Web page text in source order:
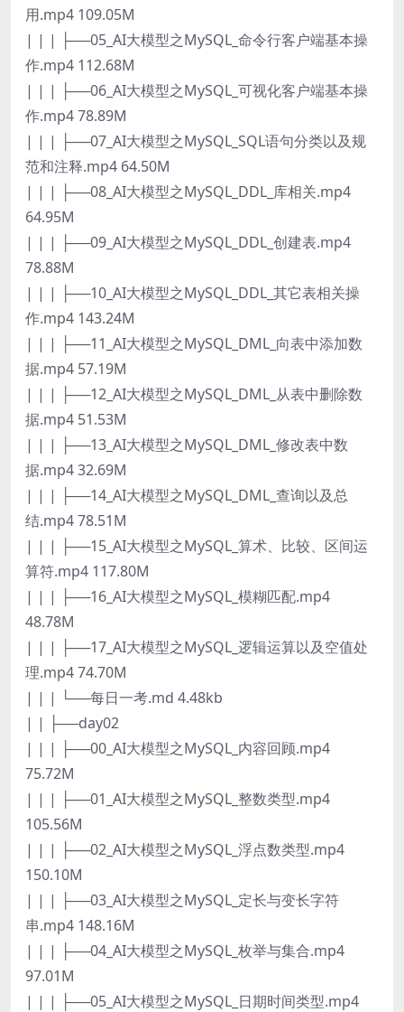
用.mp4 109.05M
| | | ├──05_AI大模型之MySQL_命令行客户端基本操
作.mp4 112.68M
| | | ├──06_AI大模型之MySQL_可视化客户端基本操
作.mp4 78.89M
| | | ├──07_AI大模型之MySQL_SQL语句分类以及规
范和注释.mp4 64.50M
| | | ├──08_AI大模型之MySQL_DDL_库相关.mp4
64.95M
| | | ├──09_AI大模型之MySQL_DDL_创建表.mp4
78.88M
| | | ├──10_AI大模型之MySQL_DDL_其它表相关操
作.mp4 143.24M
| | | ├──11_AI大模型之MySQL_DML_向表中添加数
据.mp4 57.19M
| | | ├──12_AI大模型之MySQL_DML_从表中删除数
据.mp4 51.53M
| | | ├──13_AI大模型之MySQL_DML_修改表中数
据.mp4 32.69M
| | | ├──14_AI大模型之MySQL_DML_查询以及总
结.mp4 78.51M
| | | ├──15_AI大模型之MySQL_算术、比较、区间运
算符.mp4 117.80M
| | | ├──16_AI大模型之MySQL_模糊匹配.mp4
48.78M
| | | ├──17_AI大模型之MySQL_逻辑运算以及空值处
理.mp4 74.70M
| | | └──每日一考.md 4.48kb
| | ├──day02
| | | ├──00_AI大模型之MySQL_内容回顾.mp4
75.72M
| | | ├──01_AI大模型之MySQL_整数类型.mp4
105.56M
| | | ├──02_AI大模型之MySQL_浮点数类型.mp4
150.10M
| | | ├──03_AI大模型之MySQL_定长与变长字符
串.mp4 148.16M
| | | ├──04_AI大模型之MySQL_枚举与集合.mp4
97.01M
| | | ├──05_AI大模型之MySQL_日期时间类型.mp4